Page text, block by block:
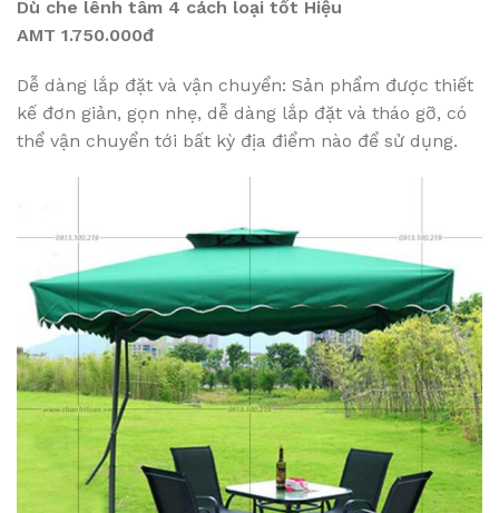
Dù che lênh tâm 4 cách loại tốt Hiệu
AMT 1.750.000đ
Dễ dàng lắp đặt và vận chuyển: Sản phẩm được thiết
kế đơn giản, gọn nhẹ, dễ dàng lắp đặt và tháo gỡ, có
thể vận chuyển tới bất kỳ địa điểm nào để sử dụng.